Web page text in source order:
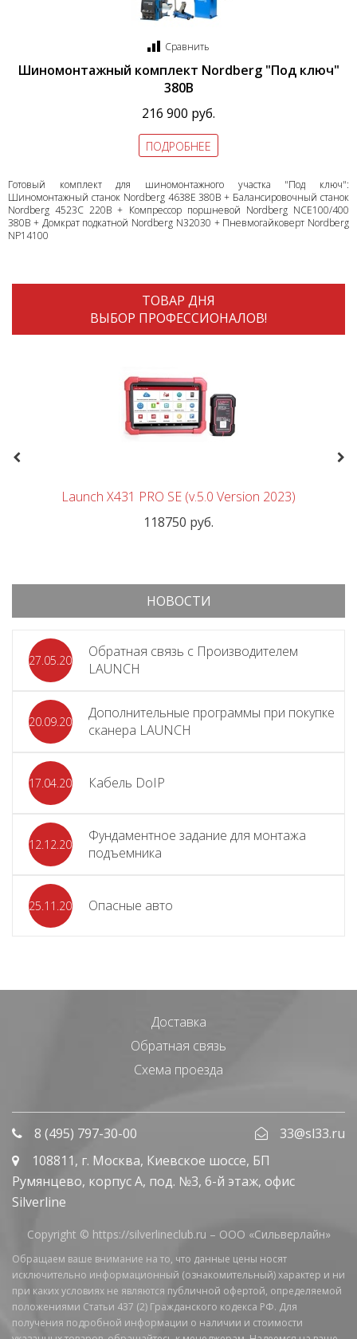
Сравнить
Шиномонтажный комплект Nordberg "Под ключ"
380В
216 900 руб.
ПОДРОБНЕЕ
Готовый комплект для шиномонтажного участка "Под ключ":
Шиномонтажный станок Nordberg 4638E 380В + Балансировочный станок
Nordberg 4523C 220В + Компрессор поршневой Nordberg NCE100/400
380В + Домкрат подкатной Nordberg N32030 + Пневмогайковерт Nordberg
NP14100
ТОВАР ДНЯ
ВЫБОР ПРОФЕССИОНАЛОВ!
Previous
Launch X431 PRO SE (v.5.0 Version 2023)
118750 руб.
НОВОСТИ
27.05.2026
Обратная связь с Производителем
LAUNCH
20.09.2025
Дополнительные программы при покупке
сканера LAUNCH
17.04.2024 Кабель DoIP
12.12.2023
Фундаментное задание для монтажа
подъемника
25.11.2023 Опасные авто
Доставка
Обратная связь
Схема проезда
8 (495) 797-30-00
33@sl33.ru
108811, г. Москва, Киевское шоссе, БП
Румянцево, корпус А, под. №3, 6-й этаж, офис
Silverline
Copyright © https://silverlineclub.ru – ООО «Сильверлайн»
Обращаем ваше внимание на то, что данные цены носят
исключительно информационный (ознакомительный) характер и ни
при каких условиях не являются публичной офертой, определяемой
положениями Статьи 437 (2) Гражданского кодекса РФ. Для
получения подробной информации о наличии и стоимости